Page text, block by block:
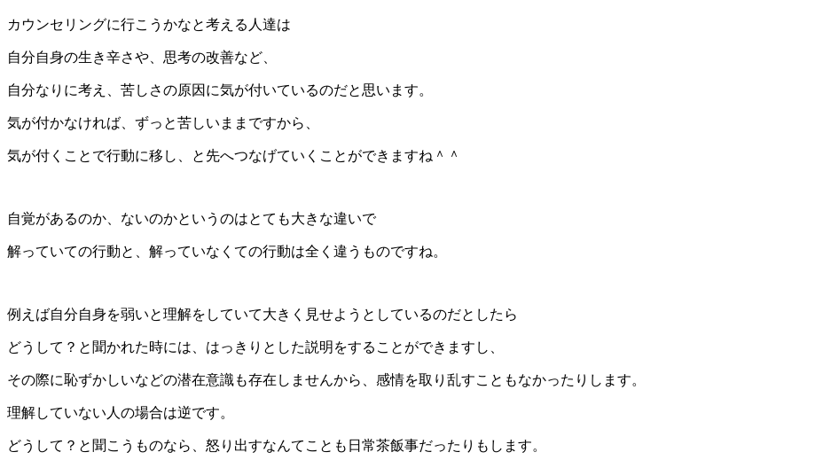
カウンセリングに行こうかなと考える人達は
自分自身の生き辛さや、思考の改善など、
自分なりに考え、苦しさの原因に気が付いているのだと思います。
気が付かなければ、ずっと苦しいままですから、
気が付くことで行動に移し、と先へつなげていくことができますね＾＾
自覚があるのか、ないのかというのはとても大きな違いで
解っていての行動と、解っていなくての行動は全く違うものですね。
例えば自分自身を弱いと理解をしていて大きく見せようとしているのだとしたら
どうして？と聞かれた時には、はっきりとした説明をすることができますし、
その際に恥ずかしいなどの潜在意識も存在しませんから、感情を取り乱すこともなかったりします。
理解していない人の場合は逆です。
どうして？と聞こうものなら、怒り出すなんてことも日常茶飯事だったりもします。